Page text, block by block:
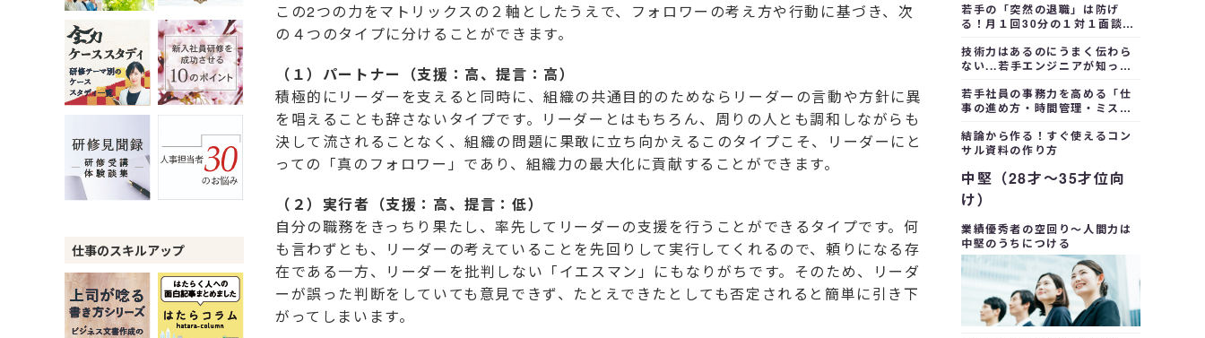
この2つの力をマトリックスの２軸としたうえで、フォロワーの考え方や行動に基づき、次
の４つのタイプに分けることができます。
（１）パートナー（支援：高、提言：高）
積極的にリーダーを支えると同時に、組織の共通目的のためならリーダーの言動や方針に異
を唱えることも辞さないタイプです。リーダーとはもちろん、周りの人とも調和しながらも
決して流されることなく、組織の問題に果敢に立ち向かえるこのタイプこそ、リーダーにと
っての「真のフォロワー」であり、組織力の最大化に貢献することができます。
（２）実行者（支援：高、提言：低）
自分の職務をきっちり果たし、率先してリーダーの支援を行うことができるタイプです。何
も言わずとも、リーダーの考えていることを先回りして実行してくれるので、頼りになる存
在である一方、リーダーを批判しない「イエスマン」にもなりがちです。そのため、リーダ
ーが誤った判断をしていても意見できず、たとえできたとしても否定されると簡単に引き下
がってしまいます。
仕事のスキルアップ
若手の「突然の退職」は防げ
る！月１回30分の１対１面談
技術力はあるのにうまく伝わら
ない...若手エンジニアが知って
仕方」のポイント
若手社員の事務力を高める「仕
事の進め方・時間管理・ミス防
結論から作る！すぐ使えるコン
サル資料の作り方
中堅（28才～35才位向
け）
業績優秀者の空回り～人間力は
中堅のうちにつける